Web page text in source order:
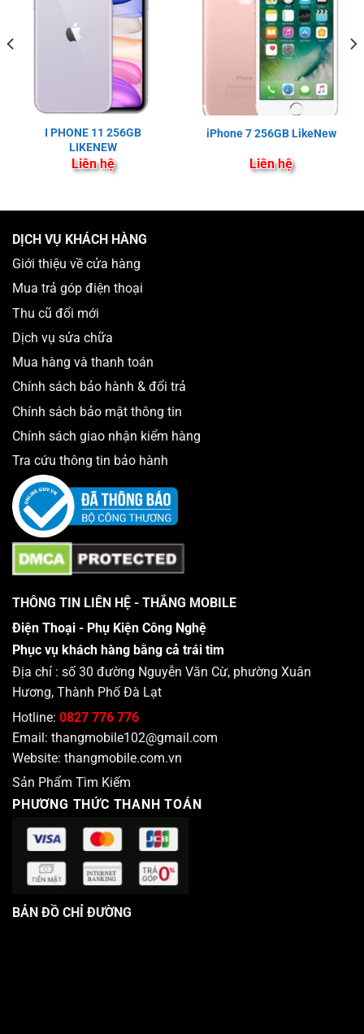
I PHONE 11 256GB
LIKENEW
Liên hệ
iPhone 7 256GB LikeNew
Liên hệ
DỊCH VỤ KHÁCH HÀNG
Giới thiệu về cửa hàng
Mua trả góp điện thoại
Thu cũ đổi mới
Dịch vụ sửa chữa
Mua hàng và thanh toán
Chính sách bảo hành & đổi trả
Chính sách bảo mật thông tin
Chính sách giao nhận kiểm hàng
Tra cứu thông tin bảo hành
THÔNG TIN LIÊN HỆ - THẮNG MOBILE
Điện Thoại - Phụ Kiện Công Nghệ
Phục vụ khách hàng bằng cả trái tim
Địa chỉ : số 30 đường Nguyễn Văn Cừ, phường Xuân
Hương, Thành Phố Đà Lạt
Hotline: 0827 776 776
Email: thangmobile102@gmail.com
Website: thangmobile.com.vn
Sản Phẩm Tìm Kiếm
PHƯƠNG THỨC THANH TOÁN
BẢN ĐỒ CHỈ ĐƯỜNG